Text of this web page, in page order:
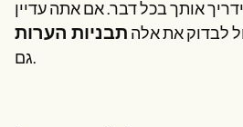
אותך בכל דבר. אם אתה עדיין
לבדוק את אלה
גם.